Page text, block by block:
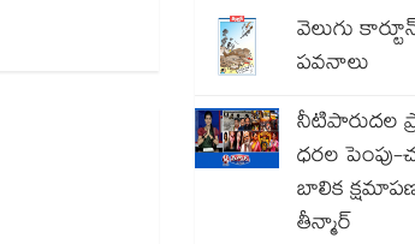
వెలుగు
పవనాలు
నీటిపారుదల
ధరల పెంపు-
బాలిక
తీన్మార్